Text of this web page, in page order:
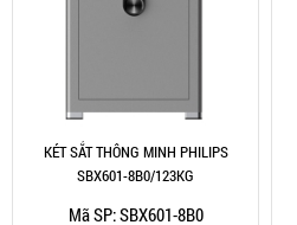
KÉT SẮT THÔNG MINH PHILIPS
SBX601-8B0/123KG
Mã SP: SBX601-8B0